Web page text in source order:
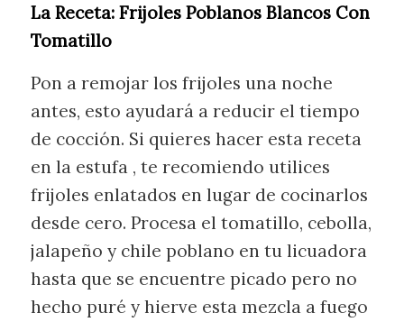
La Receta: Frijoles Poblanos Blancos Con
Tomatillo
Pon a remojar los frijoles una noche
antes, esto ayudará a reducir el tiempo
de cocción. Si quieres hacer esta receta
en la estufa , te recomiendo utilices
frijoles enlatados en lugar de cocinarlos
desde cero. Procesa el tomatillo, cebolla,
jalapeño y chile poblano en tu licuadora
hasta que se encuentre picado pero no
hecho puré y hierve esta mezcla a fuego